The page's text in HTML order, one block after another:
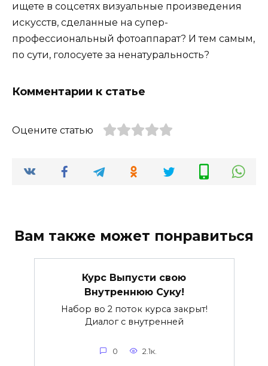
ищете в соцсетях визуальные произведения
искусств, сделанные на супер-
профессиональный фотоаппарат? И тем самым,
по сути, голосуете за ненатуральность?
Комментарии к статье
Оцените статью
Вам также может понравиться
Курс Выпусти свою
Внутреннюю Суку!
Набор во 2 поток курса закрыт!
Диалог с внутренней
0 2.1к.